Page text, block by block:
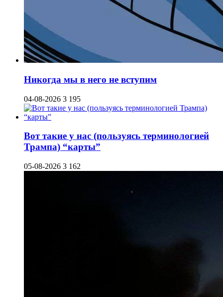
Никогда мы в него не вступим
04-08-2026 3 195
Вот такие у нас (пользуясь терминологией
Трампа) “карты”
05-08-2026 3 162